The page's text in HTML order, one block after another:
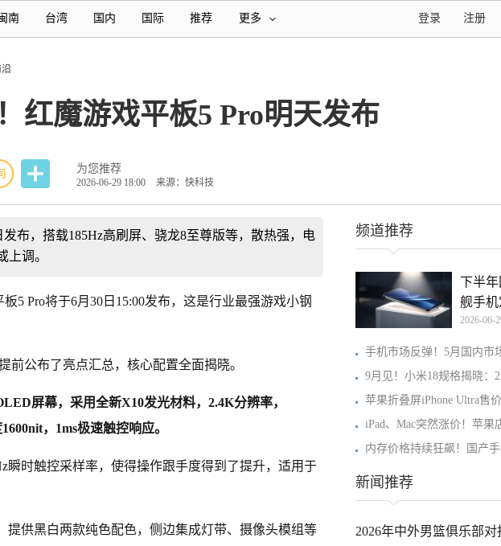
南 台湾 国内 国际 推荐 更多 注册
登录
红魔游戏平板5 Pro明天发布
为您推荐
2026-06-29 18:00 来源：快科技
布，搭载185Hz高刷屏、骁龙8至尊版等，散热强，电
上调。
5 Pro将于6月30日15:00发布，这是行业最强游戏小钢
前公布了亮点汇总，核心配置全面揭晓。
屏幕，采用全新X10发光材料，2.4K分辨率，
，1ms极速触控响应。
瞬时触控采样率，使得操作跟手度得到了提升，适用于
提供黑白两款纯色配色，侧边集成灯带、摄像头模组等
频道推荐
下半
舰手
元！
2026-06-
手机市场反弹！5月国内市
9月见！小米18规格揭晓：
苹果折叠屏iPhone Ultra售
iPad、Mac突然涨价！苹果
内存价格持续狂飙！国产
新闻推荐
2026年中外男篮俱乐部对